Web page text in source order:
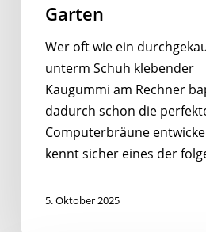
Garten
Wer oft wie ein
unterm Schuh klebender
Kaugummi am Rechner
dadurch schon die
Computerbräune
kennt sicher eines der
5. Oktober 2025